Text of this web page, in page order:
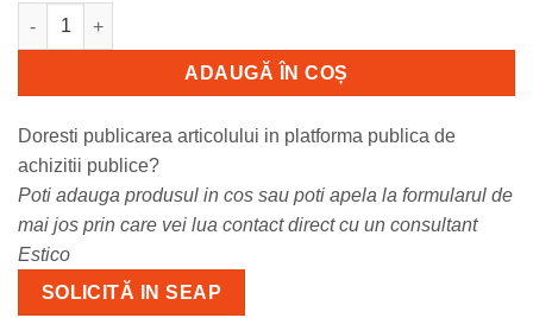
Cantitate 097S04847 Xerox integrated finisher pentru
ADAUGĂ ÎN COȘ
Doresti publicarea articolului in platforma publica de
achizitii publice?
Poti adauga produsul in cos sau poti apela la formularul de
mai jos prin care vei lua contact direct cu un consultant
Estico
SOLICITĂ IN SEAP